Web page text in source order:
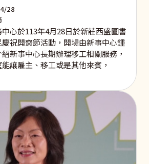
28
心於113年4月28日於新莊西盛圖書
祝開齋節活動，開場由新事中心鍾
新事中心長期辦理移工相關服務，
讓雇主、移工或是其他來賓，